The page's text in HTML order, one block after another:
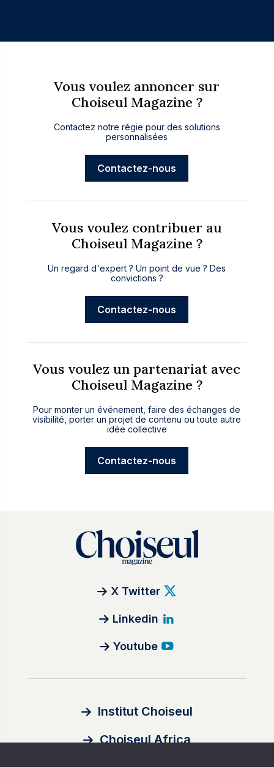
Vous voulez annoncer sur
Choiseul Magazine ?
Contactez notre régie pour des solutions
personnalisées
Contactez-nous
Vous voulez contribuer au
Choiseul Magazine ?
Un regard d'expert ? Un point de vue ? Des
convictions ?
Contactez-nous
Vous voulez un partenariat avec
Choiseul Magazine ?
Pour monter un événement, faire des échanges de
visibilité, porter un projet de contenu ou toute autre
idée collective
Contactez-nous
X Twitter
Linkedin
Youtube
Institut Choiseul
Choiseul Africa